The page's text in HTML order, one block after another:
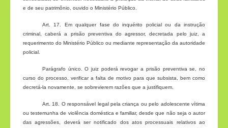
e de seu patrimônio, ouvido o Ministério Público.
Art. 17. Em qualquer fase do inquérito policial ou da instrução
criminal, caberá a prisão preventiva do agressor, decretada pelo juiz, a
requerimento do Ministério Público ou mediante representação da autoridade
policial.
Parágrafo único. O juiz poderá revogar a prisão preventiva se, no
curso do processo, verificar a falta de motivo para que subsista, bem como
decretá-la novamente, se sobrevierem razões que a justifiquem.
Art. 18. O responsável legal pela criança ou pelo adolescente vítima
ou testemunha de violência doméstica e familiar, desde que não seja o autor
das agressões, deverá ser notificado dos atos processuais relativos ao